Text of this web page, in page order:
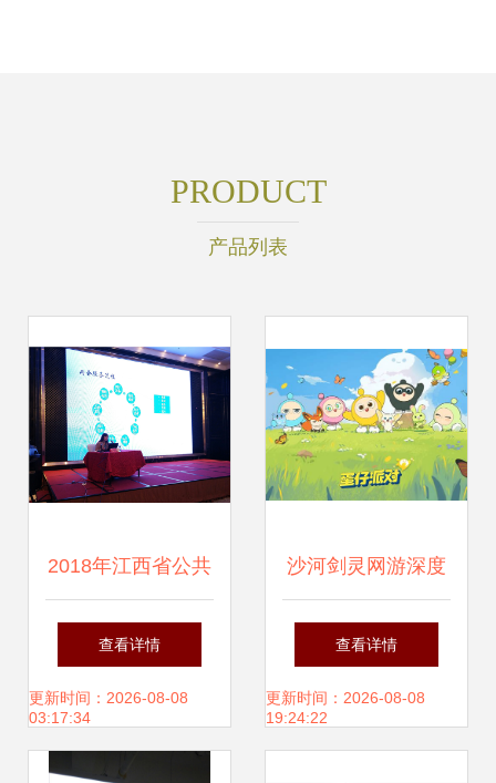
PRODUCT
产品列表
2018年江西省公共
图书馆信息咨询服
务培训班在瑞金市
查看详情
更新时间：2026-08-08
03:17:34
沙河剑灵网游深度
测评与进口手游工
作室代理指南 迈向
查看详情
更新时间：2026-08-08
19:24:22